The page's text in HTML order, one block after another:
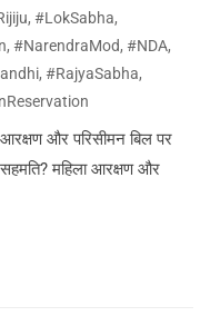
, #LokSabha,
, #NarendraMod, #NDA,
, #RajyaSabha,
और परिसीमन बिल पर
महिला आरक्षण और